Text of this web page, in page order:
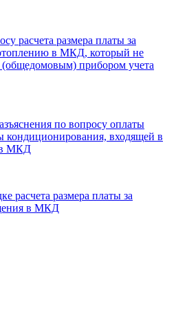
расчета размера платы за
в МКД, который не
прибором учета
по вопросу оплаты
кондиционирования, входящей в
в МКД
расчета размера платы за
в МКД